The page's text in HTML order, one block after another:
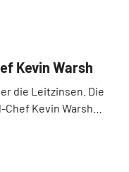
Kevin Warsh
die Leitzinsen. Die
Kevin Warsh
Was die